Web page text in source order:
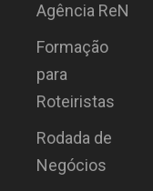
Agência ReN
Formação
para
Roteiristas
Rodada de
Negócios